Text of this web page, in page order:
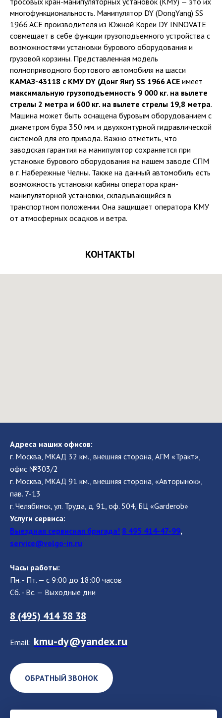
многофункциональность. Манипулятор DY (DongYang) SS
1966 ACE производителя из Южной Кореи DY INNOVATE
совмещает в себе функции грузоподъемного устройства с
возможностями установки бурового оборудования и
грузовой корзины. Представленная модель
полноприводного бортового автомобиля на шасси
КАМАЗ-43118 с КМУ DY (Донг Янг) SS 1966 ACE имеет
максимальную грузоподъемность 9 000 кг. на вылете
стрелы 2 метра и 600 кг. на вылете стрелы 19,8 метра.
Машина может быть оснащена буровым оборудованием с
диаметром бура 350 мм. и двухконтурной гидравлической
системой для его привода. Важно отметить, что
заводская гарантия на манипулятор сохраняется при
установке бурового оборудования на нашем заводе СПМ
в г. Набережные Челны. Также на данный автомобиль есть
возможность установки кабины оператора кран-
манипуляторной установки, складывающийся в
транспортном положении. Она защищает оператора КМУ
от атмосферных осадков и ветра.
КОНТАКТЫ
Адреса наших офисов:
г. Москва, МКАД 32 км., внешняя сторона, АГМ «Тракт»,
офис №303/2
г. Москва, МКАД 91 км., внешняя сторона, «Авторынок»,
пав. 7-13
г. Челябинск, ул. Труда, д. 91, оф. 504, БЦ «Garderob»
Услуги сервиса:
Выездная сервисная бригада! 8 495 414-47-99,
service@volgo-in.ru
Часы работы:
Пн. - Пт. — с 9:00 до 18:00 часов
Сб. - Вс. — Выходные дни
8 (495) 414 38 38
Email: kmu-dy@yandex.ru
ОБРАТНЫЙ ЗВОНОК